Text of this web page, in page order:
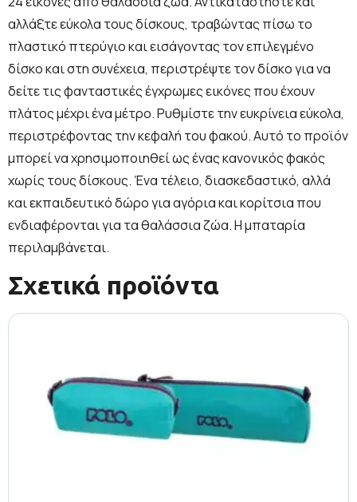
αλλάξτε εύκολα τους δίσκους, τραβώντας πίσω το
πλαστικό πτερύγιο και εισάγοντας τον επιλεγμένο
δίσκο και στη συνέχεια, περιστρέψτε τον δίσκο για να
δείτε τις φανταστικές έγχρωμες εικόνες που έχουν
πλάτος μέχρι ένα μέτρο. Ρυθμίστε την ευκρίνεια εύκολα,
περιστρέφοντας την κεφαλή του φακού. Αυτό το προϊόν
μπορεί να χρησιμοποιηθεί ως ένας κανονικός φακός
χωρίς τους δίσκους. Ένα τέλειο, διασκεδαστικό, αλλά
και εκπαιδευτικό δώρο για αγόρια και κορίτσια που
ενδιαφέρονται για τα θαλάσσια ζώα. Η μπαταρία
περιλαμβάνεται.
Σχετικά προϊόντα